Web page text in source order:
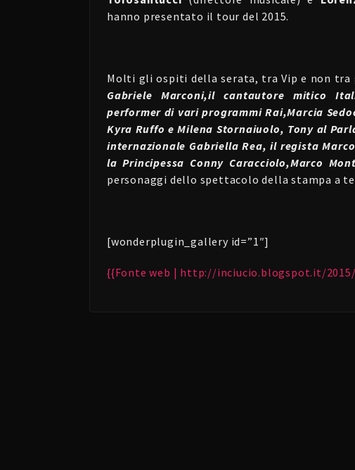
hanno presentato il tour del 2015.
Molti gli ospiti della serata, tra Vip e non
Gabriele Marconi,il cantautore mitico
performer di vari programmi Rai,Marcia
Kyra Ruffo e Milena Stornaiuolo, Tony al
internazionale Gabriella Rea, il regista
la Principessa Conny Caracciolo,Marco
personaggi dello spettacolo della stampa a
[wonderplugin_gallery id=”1″]
{{Fonte web | http://inciucio.blogspot.it/